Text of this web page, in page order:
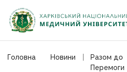
Головна Новини
Разом до
Перемоги